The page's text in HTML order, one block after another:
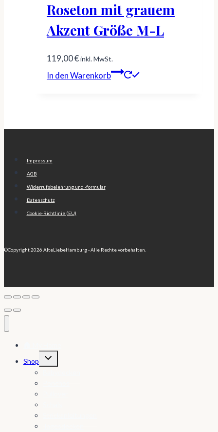
Roseton mit grauem
Akzent Größe M-L
119,00€inkl. MwSt.
In den Warenkorb
Impressum
AGB
Widerrufsbelehrung und -formular
Datenschutz
Cookie-Richtlinie (EU)
©Copyright 2026 AlteLiebeHamburg - Alle Rechte vorbehalten.
Shop
Untermenü
umschalten